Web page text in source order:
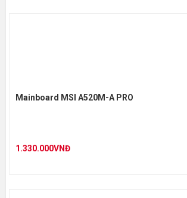
Mainboard MSI A520M-A PRO
1.330.000VNĐ